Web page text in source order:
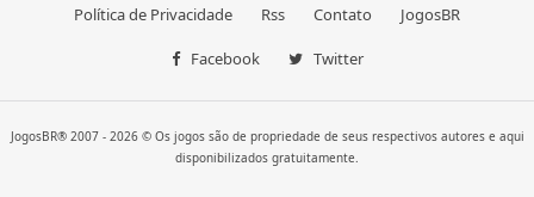
Política de Privacidade Rss Contato JogosBR
Facebook Twitter
JogosBR® 2007 - 2026 © Os jogos são de propriedade de seus respectivos autores e aqui
disponibilizados gratuitamente.